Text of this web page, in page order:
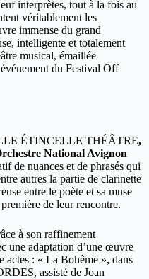
interprètes, tout à la fois au
véritablement les
immense du grand
intelligente et totalement
musical, émaillée
du Festival Off
ÉTINCELLE THÉÂTRE,
National Avignon
de nuances et de phrasés qui
autres la partie de clarinette
entre le poète et sa muse
de leur rencontre.
à son raffinement
une adaptation d’une œuvre
actes : « La Bohême », dans
assisté de Joan